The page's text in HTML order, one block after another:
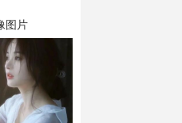
图片